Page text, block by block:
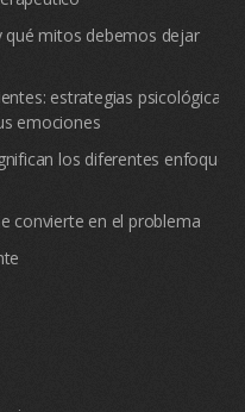
qué mitos debemos dejar
estrategias psicológicas
emociones
los diferentes enfoques
convierte en el problema